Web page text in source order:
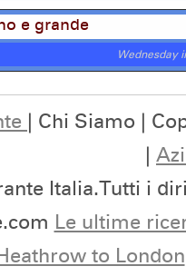
e grande
Wednesday
| Chi Siamo |
|
Italia.Tutti i
Le ultime
to London